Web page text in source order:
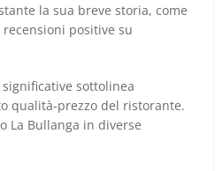
la sua breve storia, come
positive su
sottolinea
qualità-prezzo del ristorante.
La Bullanga in diverse